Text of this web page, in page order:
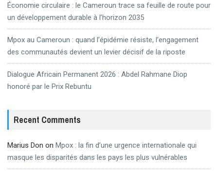
Économie circulaire : le Cameroun trace sa feuille de route pour
un développement durable à l’horizon 2035
Mpox au Cameroun : quand l’épidémie résiste, l’engagement
des communautés devient un levier décisif de la riposte
Dialogue Africain Permanent 2026 : Abdel Rahmane Diop
honoré par le Prix Rebuntu
Recent Comments
Marius Don on Mpox : la fin d’une urgence internationale qui
masque les disparités dans les pays les plus vulnérables